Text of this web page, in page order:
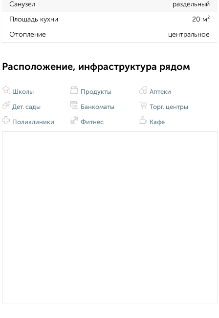
Санузел раздельный
Площадь кухни 20 м²
Отопление центральное
Расположение, инфраструктура рядом
Школы
Дет. сады
Поликлиники
Продукты
Банкоматы
Фитнес
Аптеки
Торг. центры
Кафе